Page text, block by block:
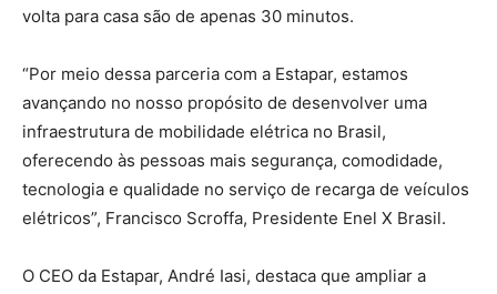
volta para casa são de apenas 30 minutos.
“Por meio dessa parceria com a Estapar, estamos
avançando no nosso propósito de desenvolver uma
infraestrutura de mobilidade elétrica no Brasil,
oferecendo às pessoas mais segurança, comodidade,
tecnologia e qualidade no serviço de recarga de veículos
elétricos”, Francisco Scroffa, Presidente Enel X Brasil.
O CEO da Estapar, André Iasi, destaca que ampliar a